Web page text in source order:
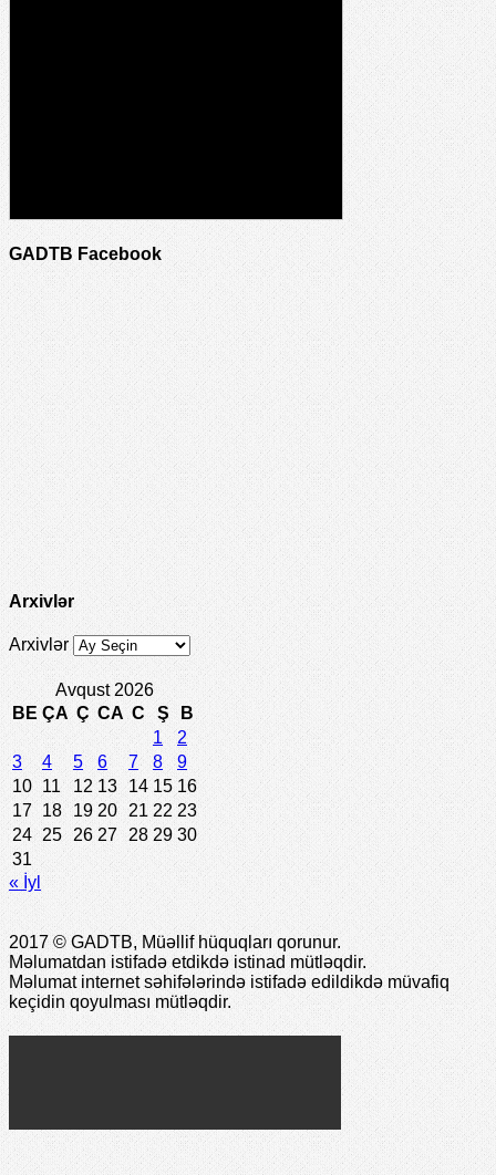
GADTB Facebook
Arxivlər
Arxivlər
Avqust 2026
BE ÇA Ç CA C Ş
B
1
2
3
4 5 6 7 8
9
10 11 12 13 14 15 16
17 18 19 20 21 22 23
24 25 26 27 28 29 30
31
« İyl
2017 © GADTB, Müəllif hüquqları qorunur.
Məlumatdan istifadə etdikdə istinad mütləqdir.
Məlumat internet səhifələrində istifadə edildikdə müvafiq
keçidin qoyulması mütləqdir.